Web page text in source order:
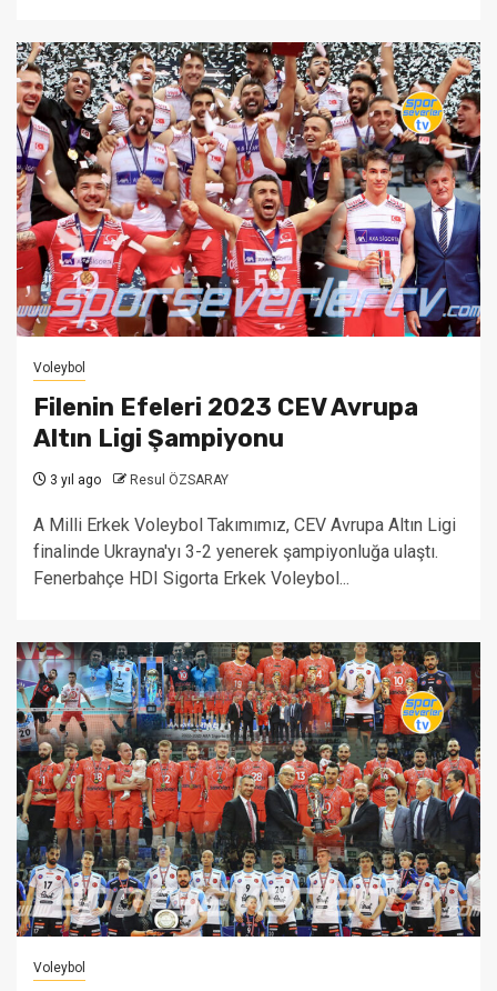
Voleybol
Filenin Efeleri 2023 CEV Avrupa
Altın Ligi Şampiyonu
3 yıl ago Resul ÖZSARAY
A Milli Erkek Voleybol Takımımız, CEV Avrupa Altın Ligi
finalinde Ukrayna'yı 3-2 yenerek şampiyonluğa ulaştı.
Fenerbahçe HDI Sigorta Erkek Voleybol...
Voleybol